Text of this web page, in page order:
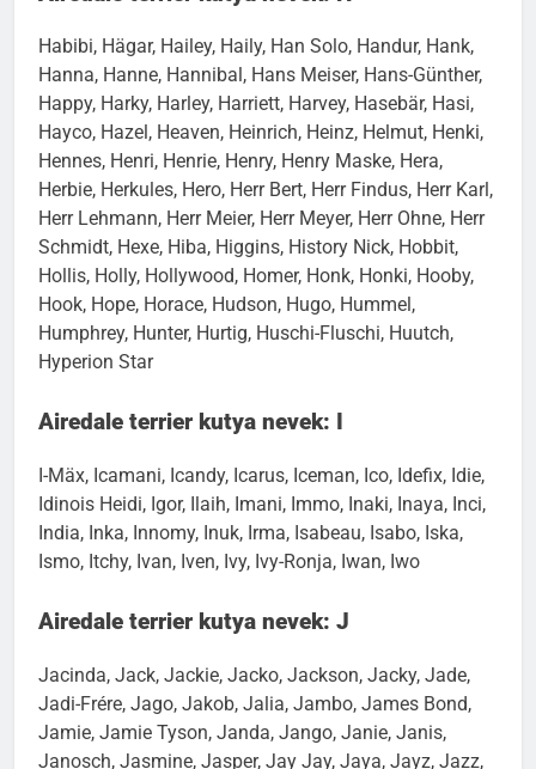
Airedale terrier kutya nevek: H
Habibi, Hägar, Hailey, Haily, Han Solo, Handur, Hank,
Hanna, Hanne, Hannibal, Hans Meiser, Hans-Günther,
Happy, Harky, Harley, Harriett, Harvey, Hasebär, Hasi,
Hayco, Hazel, Heaven, Heinrich, Heinz, Helmut, Henki,
Hennes, Henri, Henrie, Henry, Henry Maske, Hera,
Herbie, Herkules, Hero, Herr Bert, Herr Findus, Herr Karl,
Herr Lehmann, Herr Meier, Herr Meyer, Herr Ohne, Herr
Schmidt, Hexe, Hiba, Higgins, History Nick, Hobbit,
Hollis, Holly, Hollywood, Homer, Honk, Honki, Hooby,
Hook, Hope, Horace, Hudson, Hugo, Hummel,
Humphrey, Hunter, Hurtig, Huschi-Fluschi, Huutch,
I-Mäx, Icamani, Icandy, Icarus, Iceman, Ico, Idefix, Idie,
Idinois Heidi, Igor, Ilaih, Imani, Immo, Inaki, Inaya, Inci,
India, Inka, Innomy, Inuk, Irma, Isabeau, Isabo, Iska,
Jacinda, Jack, Jackie, Jacko, Jackson, Jacky, Jade,
Jadi-Frére, Jago, Jakob, Jalia, Jambo, James Bond,
Jamie, Jamie Tyson, Janda, Jango, Janie, Janis,